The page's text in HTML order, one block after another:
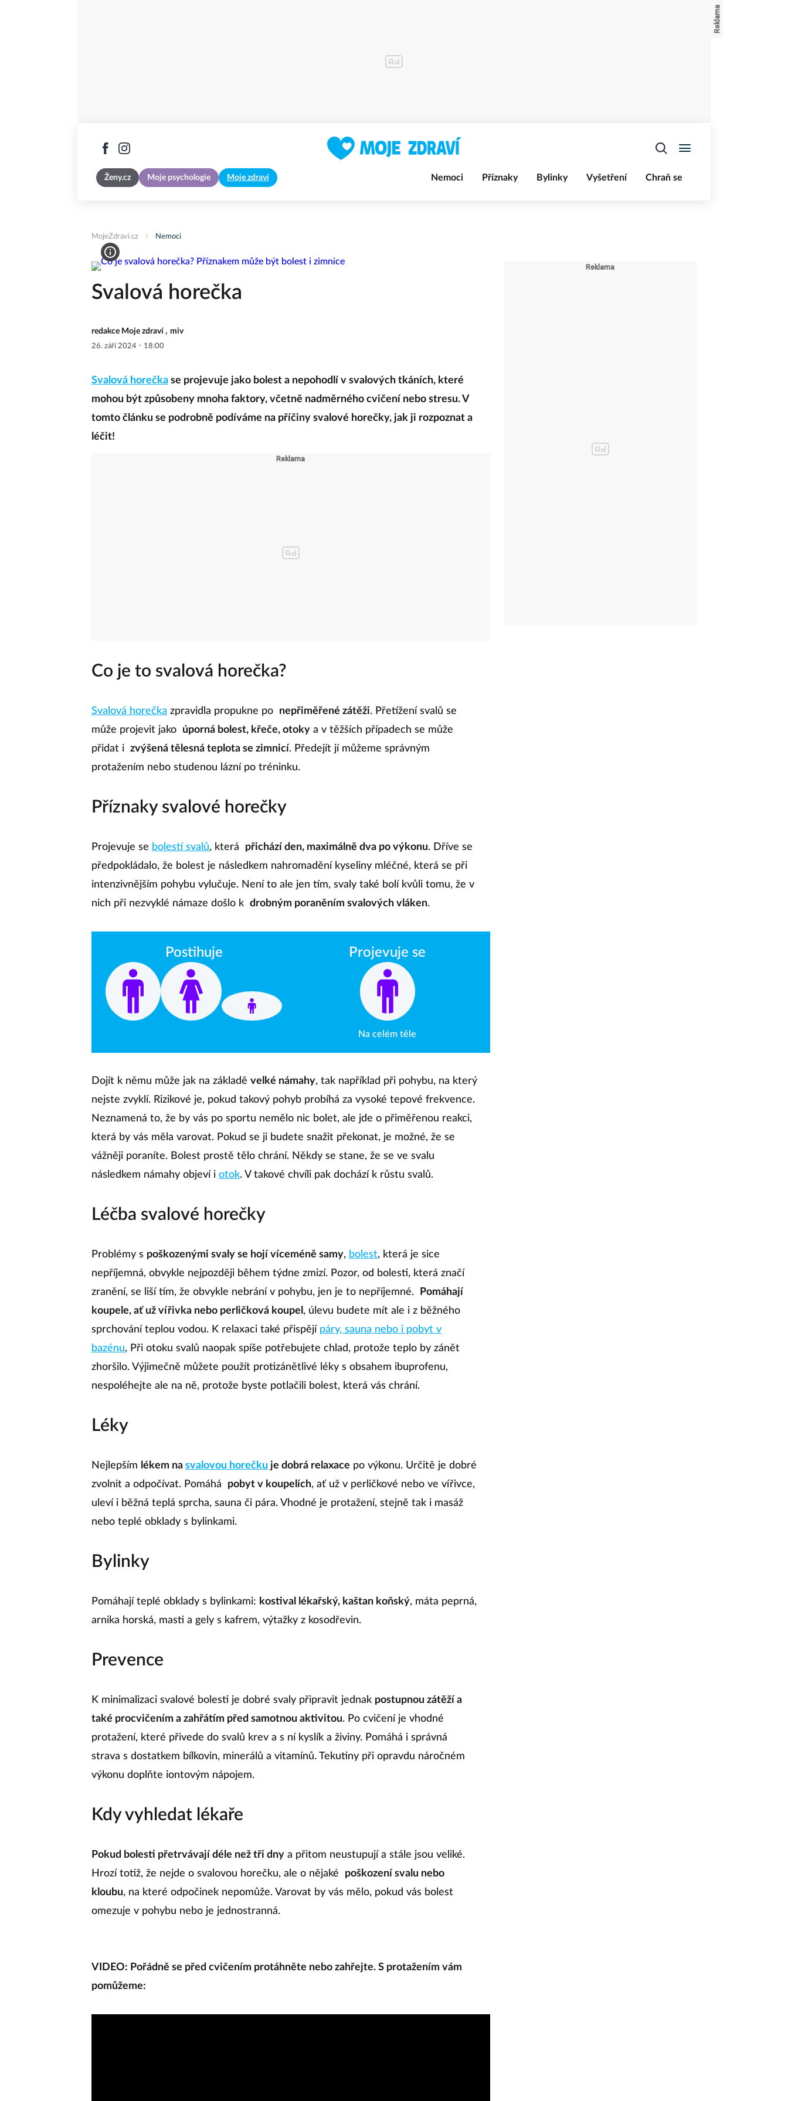
Ženy.cz Moje psychologie Moje zdraví Nemoci Příznaky Bylinky Vyšetření Chraň se
MojeZdravi.cz Nemoci
Svalová horečka
redakce Moje zdraví , miv
26. září 2024 · 18:00
Svalová horečka se projevuje jako bolest a nepohodlí v svalových tkáních, které
mohou být způsobeny mnoha faktory, včetně nadměrného cvičení nebo stresu. V
tomto článku se podrobně podíváme na příčiny svalové horečky, jak ji rozpoznat a
léčit!
Co je to svalová horečka?
Svalová horečka zpravidla propukne po nepřiměřené zátěži. Přetížení svalů se
může projevit jako
úporná bolest, křeče, otokya v těžších případech se může
přidat i zvýšená tělesná teplota se zimnicí. Předejít jí můžeme správným
protažením nebo studenou lázní po tréninku.
Příznaky svalové horečky
Projevuje se bolestí svalů, která přichází den, maximálně dva po výkonu. Dříve se
předpokládalo, že bolest je následkem nahromadění kyseliny mléčné, která se při
intenzivnějším pohybu vylučuje. Není to ale jen tím, svaly také bolí kvůli tomu, že v
nich při nezvyklé námaze došlo k drobným poraněním svalových vláken.
Postihuje Projevuje se
Na celém těle
Dojít k němu může jak na základě velké námahy, tak například při pohybu, na který
nejste zvyklí. Rizikové je, pokud takový pohyb probíhá za vysoké tepové frekvence.
Neznamená to, že by vás po sportu nemělo nic bolet, ale jde o přiměřenou reakci,
která by vás měla varovat. Pokud se ji budete snažit překonat, je možné, že se
vážněji poraníte. Bolest prostě tělo chrání. Někdy se stane, že se ve svalu
následkem námahy objeví i otok. V takové chvíli pak dochází k růstu svalů.
Léčba svalové horečky
Problémy s poškozenými svaly se hojí víceméně samy, bolest, která je sice
nepříjemná, obvykle nejpozději během týdne zmizí. Pozor, od bolesti, která značí
zranění, se liší tím, že obvykle nebrání v pohybu, jen je to nepříjemné.
Pomáhají
koupele, ať už vířivka nebo perličková koupel , úlevu budete mít ale i z běžného
sprchování teplou vodou. K relaxaci také přispějí páry, sauna nebo i pobyt v
bazénu, Při otoku svalů naopak spíše potřebujete chlad, protože teplo by zánět
zhoršilo. Výjimečně můžete použít protizánětlivé léky s obsahem ibuprofenu,
nespoléhejte ale na ně, protože byste potlačili bolest, která vás chrání.
Léky
Nejlepším lékem na svalovou horečku je dobrá relaxace po výkonu. Určitě je dobré
zvolnit a odpočívat. Pomáhá
pobyt v koupelích, ať už v perličkové nebo ve vířivce,
uleví i běžná teplá sprcha, sauna či pára. Vhodné je protažení, stejně tak i masáž
nebo teplé obklady s bylinkami.
Bylinky
Pomáhají teplé obklady s bylinkami: kostival lékařský, kaštan koňský, máta peprná,
arnika horská, masti a gely s kafrem, výtažky z kosodřevin.
Prevence
K minimalizaci svalové bolesti je dobré svaly připravit jednak postupnou zátěží a
také procvičením a zahřátím před samotnou aktivitou. Po cvičení je vhodné
protažení, které přivede do svalů krev a s ní kyslík a živiny. Pomáhá i správná
strava s dostatkem bílkovin, minerálů a vitamínů. Tekutiny při opravdu náročném
výkonu doplňte iontovým nápojem.
Kdy vyhledat lékaře
Pokud bolesti přetrvávají déle než tři dny a přitom neustupují a stále jsou veliké.
Hrozí totiž, že nejde o svalovou horečku, ale o nějaké
poškození svalu nebo
kloubu, na které odpočinek nepomůže. Varovat by vás mělo, pokud vás bolest
omezuje v pohybu nebo je jednostranná.
VIDEO: Pořádně se před cvičením protáhněte nebo zahřejte. S protažením vám
pomůžeme: